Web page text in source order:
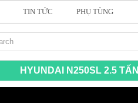
TIN TỨC PHỤ TÙNG
HYUNDAI N250SL 2.5 TẤN